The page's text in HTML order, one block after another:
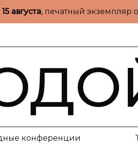
15 августа, печатный экземпляр
конференции